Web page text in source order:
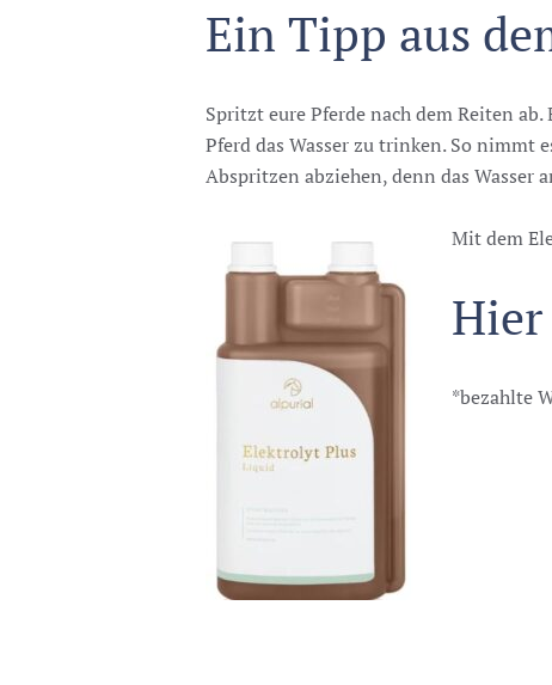
Ein Tipp aus
Spritzt eure Pferde nach dem Reiten
Pferd das Wasser zu trinken. So nimmt
Abspritzen abziehen, denn das Wasser
Mit dem
Hier
*bezahlte